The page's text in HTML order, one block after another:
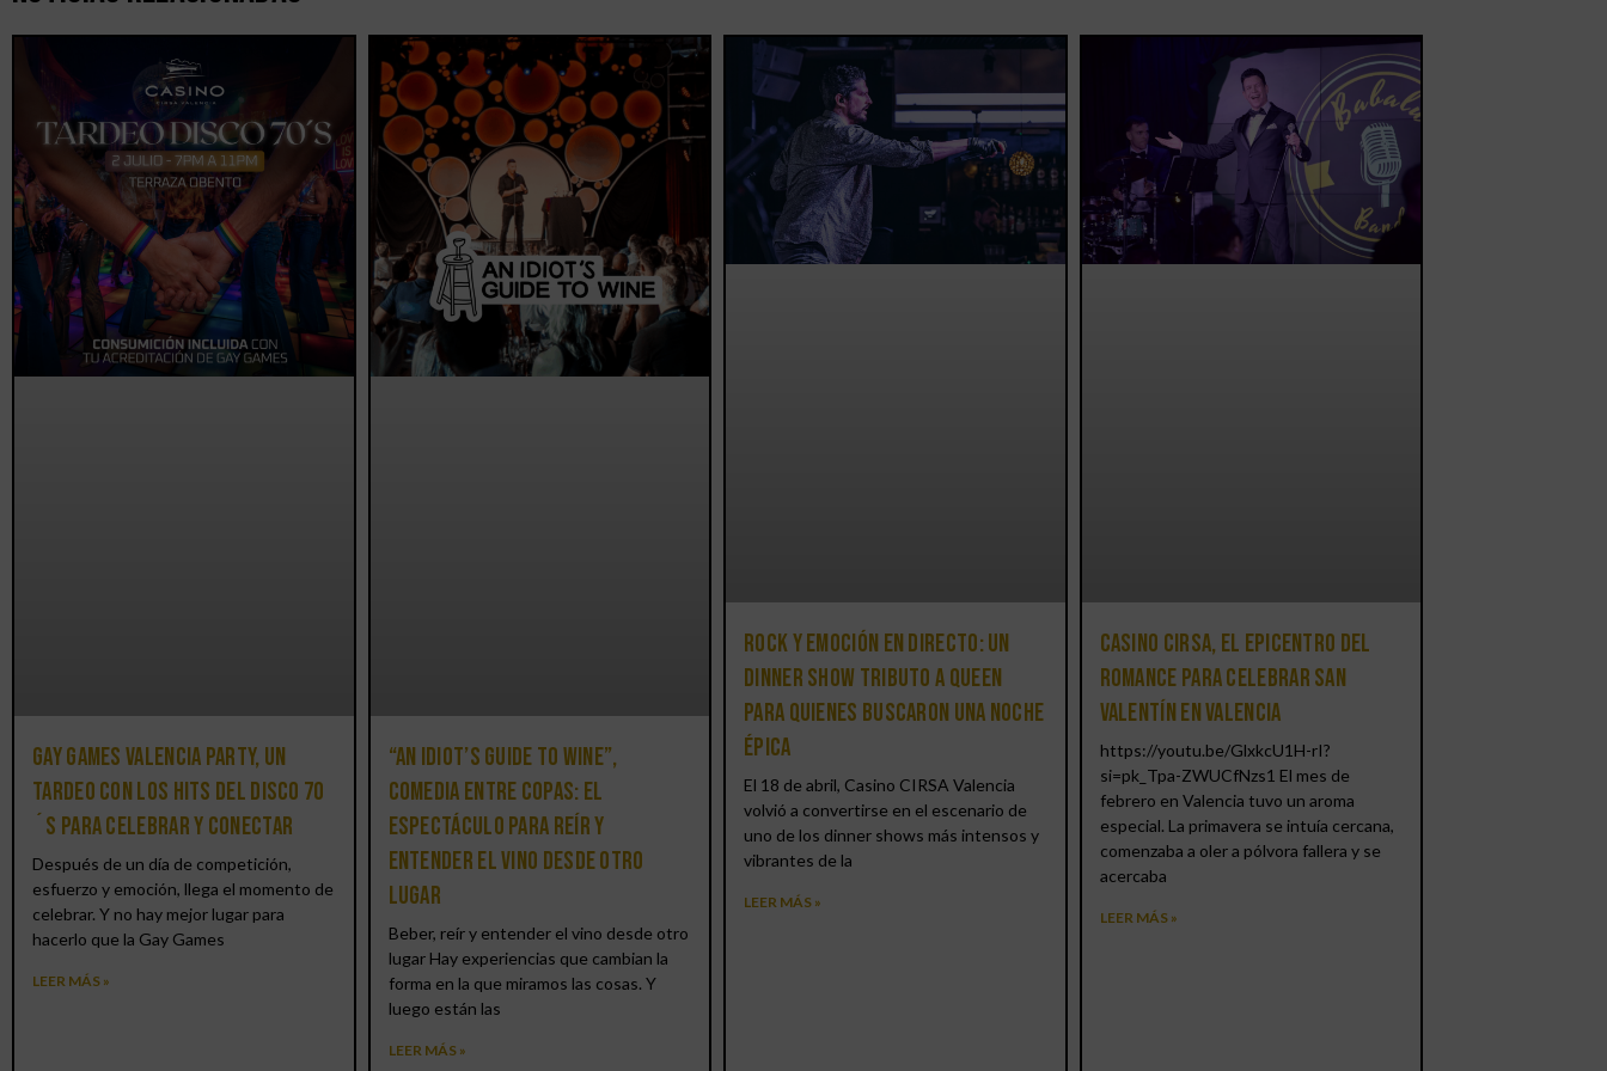
Gay Games Valencia Party, un
tardeo con los hits del DISCO 70
´S para celebrar y conectar
Después de un día de competición,
esfuerzo y emoción, llega el momento de
celebrar. Y no hay mejor lugar para
hacerlo que la Gay Games
LEER MÁS »
“An Idiot’s Guide to Wine”,
comedia entre copas: el
espectáculo para reír y
entender el vino desde otro
lugar
Beber, reír y entender el vino desde otro
lugar Hay experiencias que cambian la
forma en la que miramos las cosas. Y
luego están las
LEER MÁS »
Rock y emoción en directo: un
Dinner Show Tributo a Queen
para quienes buscaron una noche
épica
El 18 de abril, Casino CIRSA Valencia
volvió a convertirse en el escenario de
uno de los dinner shows más intensos y
vibrantes de la
LEER MÁS »
Casino CIRSA, el epicentro del
romance para celebrar San
Valentín en Valencia
https://youtu.be/GlxkcU1H-rI?
si=pk_Tpa-ZWUCfNzs1 El mes de
febrero en Valencia tuvo un aroma
especial. La primavera se intuía cercana,
comenzaba a oler a pólvora fallera y se
acercaba
LEER MÁS »